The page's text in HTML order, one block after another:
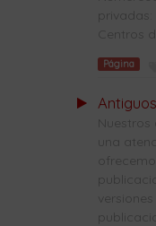
privadas:
Centros
Página
Nuestros
una